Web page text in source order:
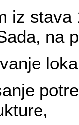
iz stava
na